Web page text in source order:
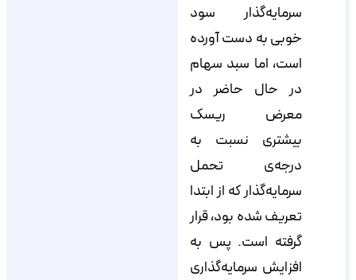
سرمایه‌گذار سود
خوبی به دست آورده
است، اما سبد سهام
در حال حاضر در
معرض ریسک
بیشتری نسبت به
درجه‌ی تحمل
سرمایه‌گذار که از ابتدا
تعریف شده بود، قرار
گرفته است. پس به
افزایش سرمایه‌گذاری